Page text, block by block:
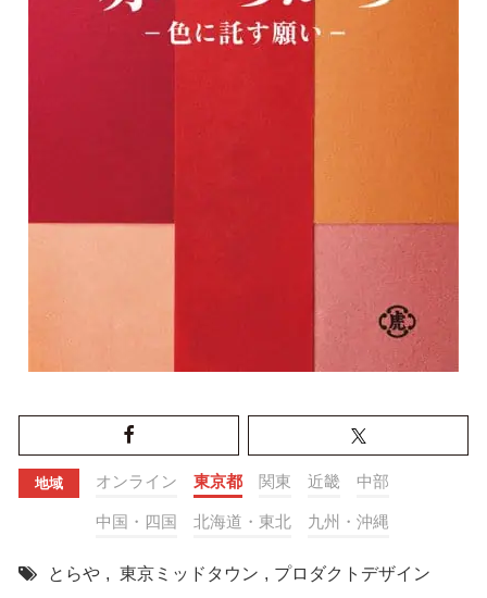
地域 オンライン 東京都 関東 近畿 中部
中国・四国 北海道・東北 九州・沖縄
とらや , 東京ミッドタウン , プロダクトデザイン